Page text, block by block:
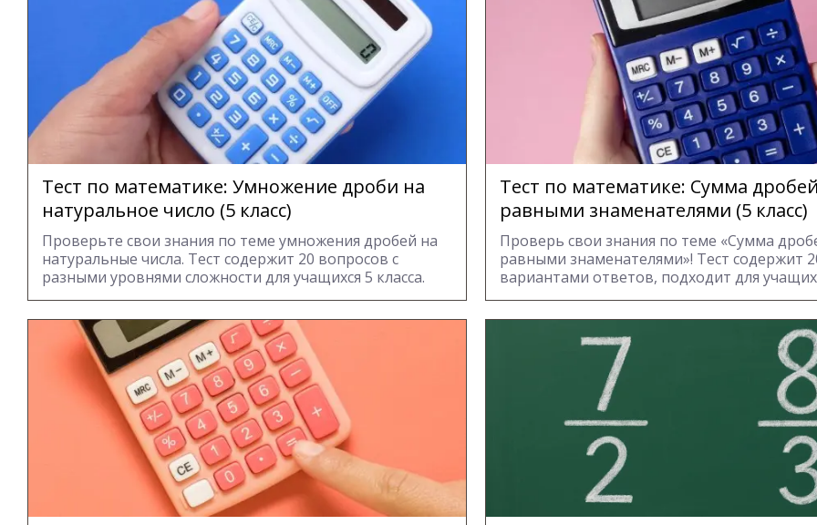
Тест по математике: Умножение дроби на
натуральное число (5 класс)
Проверьте свои знания по теме умножения дробей на
натуральные числа. Тест содержит 20 вопросов с
разными уровнями сложности для учащихся 5 класса.
Тест по математике: Сумма
равными знаменателями (5 класс)
Проверь свои знания по теме «Сумма
равными знаменателями»! Тест содержит
вариантами ответов, подходит для